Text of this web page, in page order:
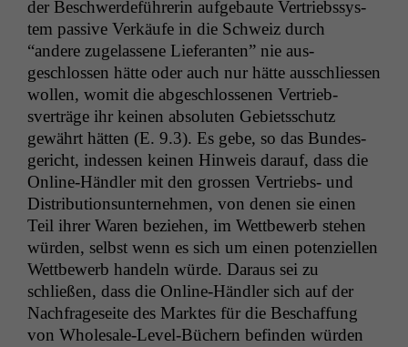
der Beschw­erde­führerin aufge­baute Ver­trieb­ssys­
tem pas­sive Verkäufe in die Schweiz durch
“andere zuge­lassene Liefer­an­ten” nie aus­
geschlossen hätte oder auch nur hätte auss­chliessen
wollen, wom­it die abgeschlosse­nen Ver­trieb­
sverträge ihr keinen absoluten Gebi­etss­chutz
gewährt hät­ten (E. 9.3). Es gebe, so das Bun­des­
gericht, indessen keinen Hin­weis darauf, dass die
Online-Händler mit den grossen Ver­triebs- und
Dis­tri­b­u­tion­sun­ternehmen, von denen sie einen
Teil ihrer Waren beziehen, im Wet­tbe­werb ste­hen
wür­den, selb­st wenn es sich um einen poten­ziellen
Wet­tbe­werb han­deln würde. Daraus sei zu
schließen, dass die Online-Händler sich auf der
Nach­frage­seite des Mark­tes für die Beschaf­fung
von Whole­sale-Lev­el-Büch­ern befind­en wür­den